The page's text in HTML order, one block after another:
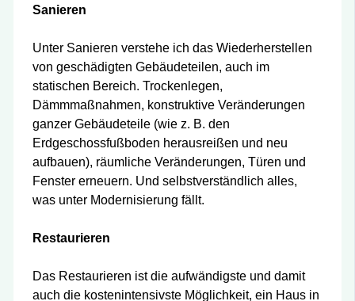
Sanieren
Unter Sanieren verstehe ich das Wiederherstellen
von geschädigten Gebäudeteilen, auch im
statischen Bereich. Trockenlegen,
Dämmmaßnahmen, konstruktive Veränderungen
ganzer Gebäudeteile (wie z. B. den
Erdgeschossfußboden herausreißen und neu
aufbauen), räumliche Veränderungen, Türen und
Fenster erneuern. Und selbstverständlich alles,
was unter Modernisierung fällt.
Restaurieren
Das Restaurieren ist die aufwändigste und damit
auch die kostenintensivste Möglichkeit, ein Haus in